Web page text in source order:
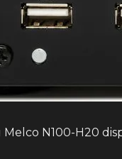
N100-H20